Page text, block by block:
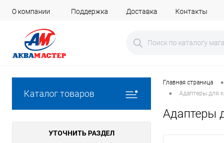
О компании Поддержка Доставка Контакты
Каталог товаров
УТОЧНИТЬ РАЗДЕЛ
Главная страница •
• Адаптеры для
Адаптеры